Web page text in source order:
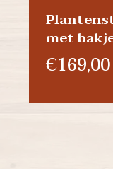
met
€169,00